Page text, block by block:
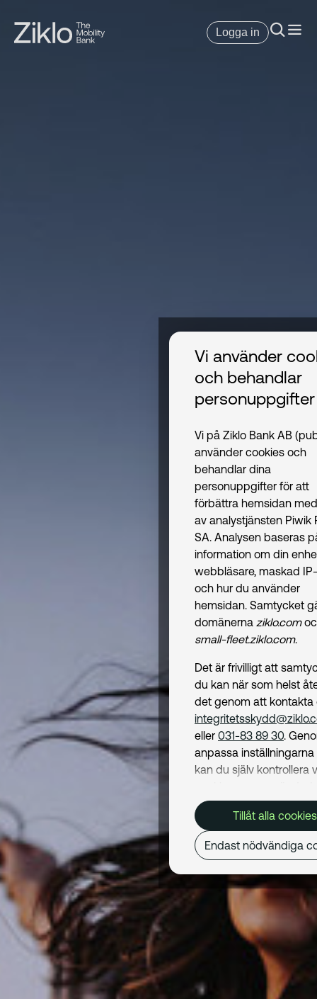
Logga in
Vi använder
och behandlar
personuppgifter
Vi på Ziklo Bank AB
använder cookies och
behandlar dina
personuppgifter för att
förbättra hemsidan
av analystjänsten Piwik
SA. Analysen baseras
information om din
webbläsare, maskad
och hur du använder
hemsidan. Samtycket
domänerna ziklo.com
small-fleet.ziklo.com.
Det är frivilligt att
du kan när som helst
det genom att kontakta
eller 031-83 89 30.
anpassa
kan du själv kontrollera
Cookiepolicykan du
om hur vi använder
och hur du kan undvika
Mer om behandling av
personuppgifter hittar
Dataskyddspolicy.
Nödvändiga
Tillåt alla cookies
Endast nödvändiga